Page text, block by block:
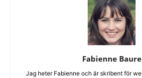
Fabienne Baure
Jag heter Fabienne och är skribent för